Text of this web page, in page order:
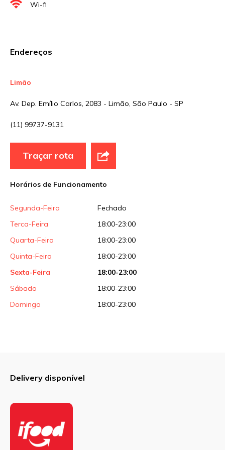
Wi-fi
Endereços
Limão
Av. Dep. Emílio Carlos, 2083 - Limão, São Paulo - SP
(11) 99737-9131
Traçar rota
Horários de Funcionamento
Segunda-Feira
Fechado
Terca-Feira
18:00-23:00
Quarta-Feira
18:00-23:00
Quinta-Feira
18:00-23:00
Sexta-Feira
18:00-23:00
Sábado
18:00-23:00
Domingo
18:00-23:00
Delivery disponível